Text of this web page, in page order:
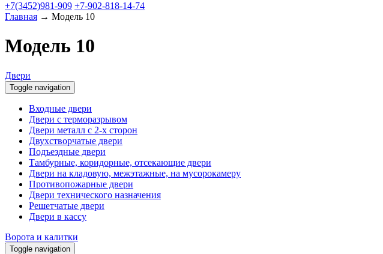
+7(3452)981-909 +7-902-818-14-74
Главная → Модель 10
Модель 10
Двери
Toggle navigation
Входные двери
Двери с терморазрывом
Двери металл с 2-х сторон
Двухстворчатые двери
Подъездные двери
Тамбурные, коридорные, отсекающие двери
Двери на кладовую, межэтажные, на мусорокамеру
Противопожарные двери
Двери технического назначения
Решетчатые двери
Двери в кассу
Ворота и калитки
Toggle navigation